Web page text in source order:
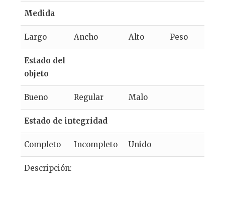
Medida
Largo Ancho Alto Peso
Estado del
objeto
Bueno Regular Malo
Estado de integridad
Completo Incompleto Unido
Descripción: